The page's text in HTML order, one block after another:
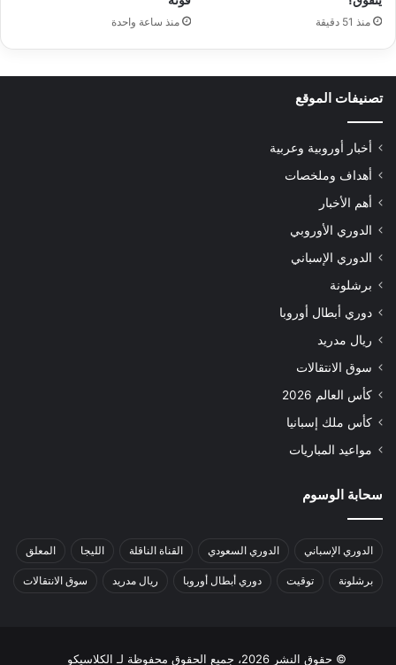
منذ 51 دقيقة
منذ ساعة واحدة
تصنيفات الموقع
أخبار أوروبية وعربية
أهداف وملخصات
أهم الأخبار
الدوري الأوروبي
الدوري الإسباني
برشلونة
دوري أبطال أوروبا
ريال مدريد
سوق الانتقالات
كأس العالم 2026
كأس ملك إسبانيا
مواعيد المباريات
سحابة الوسوم
الدوري الإسباني الدوري السعودي القناة الناقلة الليجا المعلق
برشلونة توقيت دوري أبطال أوروبا ريال مدريد سوق الانتقالات
© حقوق النشر 2026، جميع الحقوق محفوظة لـ الكلاسيكو